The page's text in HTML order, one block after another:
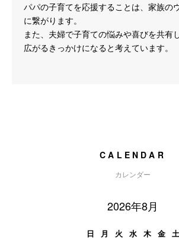
パパの子育てを応援することは、家族の
に繋がります。
また、夫婦で子育ての悩みや喜びを共有
広がるきっかけになると考えています。
CALENDAR
カレンダー
2026年8月
日 月 火 水 木 金
土